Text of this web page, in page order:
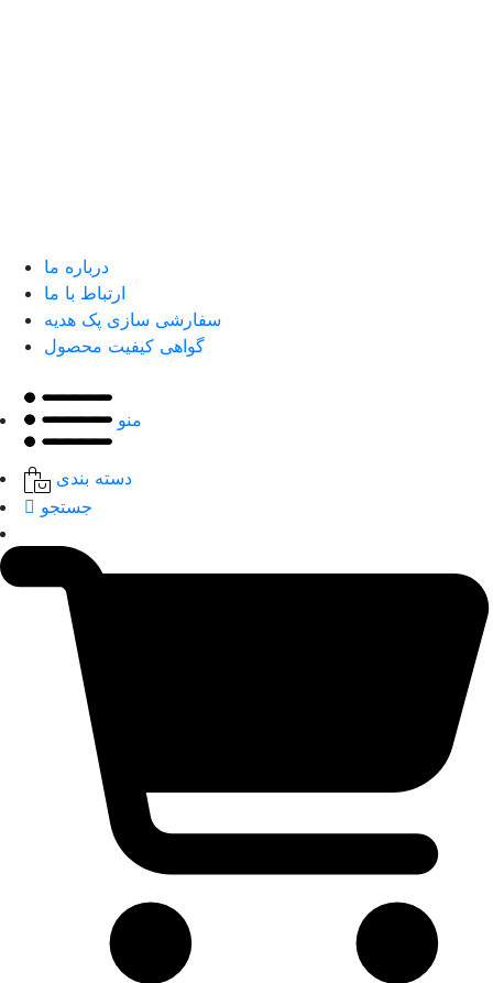
درباره ما
ارتباط با ما
سفارشی سازی پک هدیه
گواهی کیفیت محصول
منو
دسته بندی
جستجو